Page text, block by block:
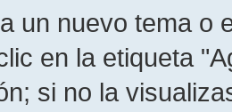
un nuevo tema o
en la etiqueta
si no la